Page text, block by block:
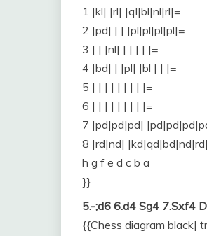
1 |kl| |rl| |ql|bl|nl|rl|=
2 |pd| | | |pl|pl|pl|pl|=
3 | | |nl| | | | | |=
4 |bd| | |pl| |bl | | |=
5 | | | | | | | | |=
6 | | | | | | | | |=
7 |pd|pd|pd|
8 |rd|nd|
h g f e d c b a
}}
5.-;d6 6.d4 Sg4 7.Sxf4
{{Chess diagram black|